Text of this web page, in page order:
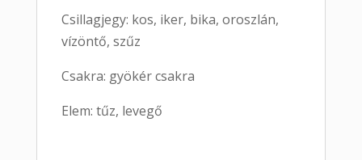
Csillagjegy: kos, iker, bika, oroszlán,
vízöntő, szűz
Csakra: gyökér csakra
Elem: tűz, levegő